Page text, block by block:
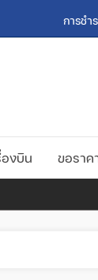
การชำ
งบิน ขอราค